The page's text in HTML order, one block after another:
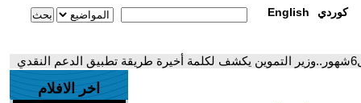
English كوردي
اخر الافلام